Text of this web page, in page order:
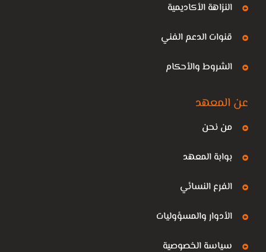
النزاهة الأكاديمية
قنوات الدعم الفني
الشروط والأحكام
عن المعهد
من نحن
بوابة المعهد
الفرع النسائي
الأدوار والمسؤوليات
سياسة الخصوصية